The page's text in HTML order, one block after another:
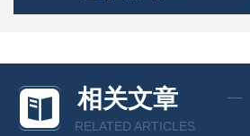
相关文章
RELATED ARTICLES